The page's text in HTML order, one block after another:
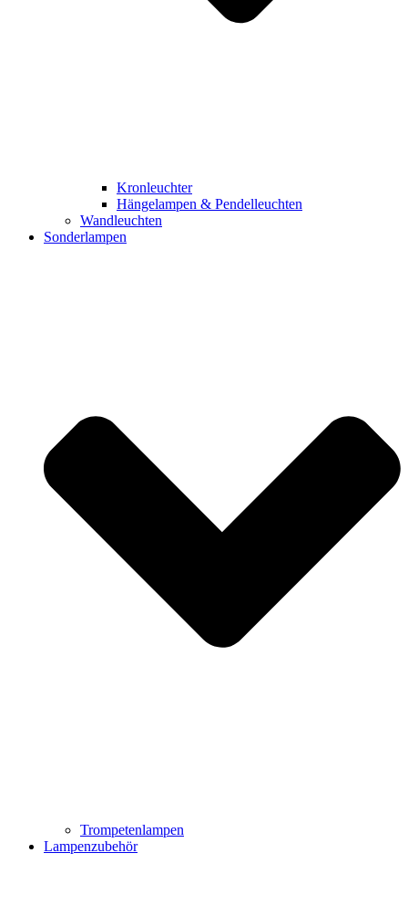
Kronleuchter
Hängelampen & Pendelleuchten
Wandleuchten
Sonderlampen
Trompetenlampen
Lampenzubehör